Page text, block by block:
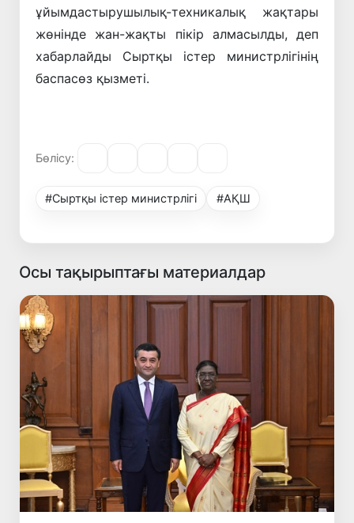
ұйымдастырушылық-техникалық жақтары
жөнінде жан-жақты пікір алмасылды, деп
хабарлайды Сыртқы істер министрлігінің
баспасөз қызметі.
Бөлісу:
#Сыртқы істер министрлігі #АҚШ
Осы тақырыптағы материалдар